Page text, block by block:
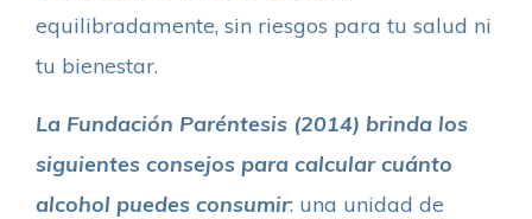
equilibradamente, sin riesgos para tu salud ni
tu bienestar.
La Fundación Paréntesis (2014) brinda los
siguientes consejos para calcular cuánto
alcohol puedes consumir: una unidad de